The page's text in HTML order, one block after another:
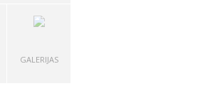
GALERIJAS